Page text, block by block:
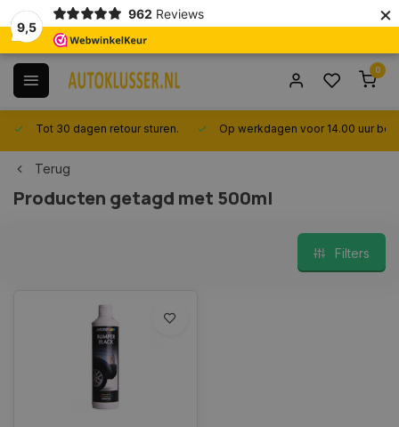
9,5
962 Reviews ×
0
Tot 30 dagen retour sturen. Op werkdagen voor 14.00 uur
Terug
Producten getagd met 500ml
Filters